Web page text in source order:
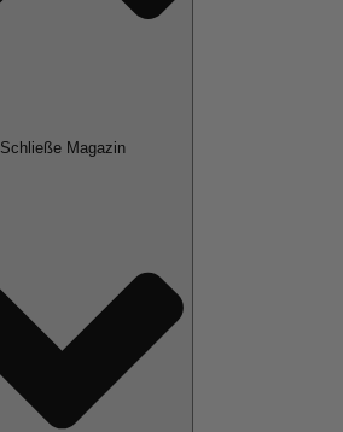
Schließe Magazin